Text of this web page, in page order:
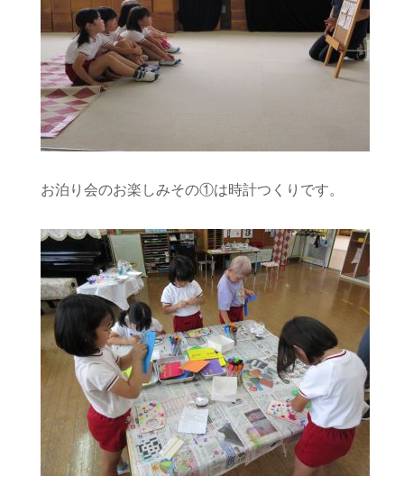
お泊り会のお楽しみその①は時計つくりです。